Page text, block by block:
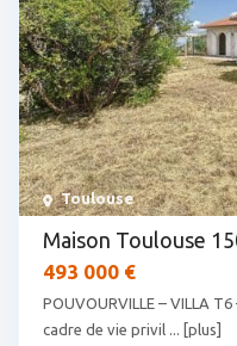
Toulouse
Maison Toulouse
493 000 €
POUVOURVILLE – VILLA
cadre de vie privil ... [plus]